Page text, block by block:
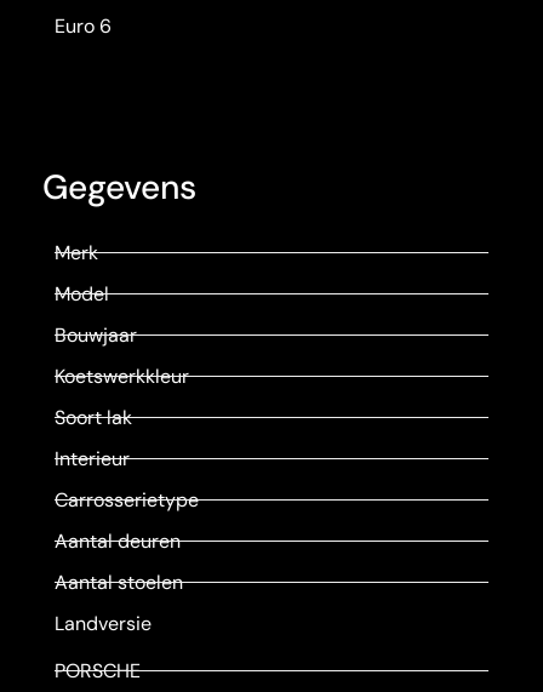
Euro 6
Gegevens
Merk
Model
Bouwjaar
Koetswerkkleur
Soort lak
Interieur
Carrosserietype
Aantal deuren
Aantal stoelen
Landversie
PORSCHE